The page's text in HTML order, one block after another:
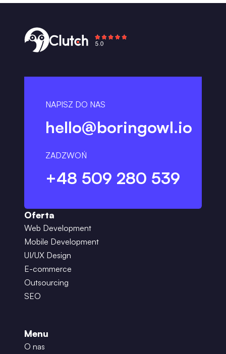
NAPISZ DO NAS
hello@boringowl.io
ZADZWOŃ
+48 509 280 539
Oferta
Web Development
Mobile Development
UI/UX Design
E-commerce
Outsourcing
SEO
Menu
O nas